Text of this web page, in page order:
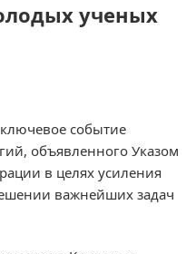
ученых
событие
объявленного Указом
в целях усиления
важнейших задач